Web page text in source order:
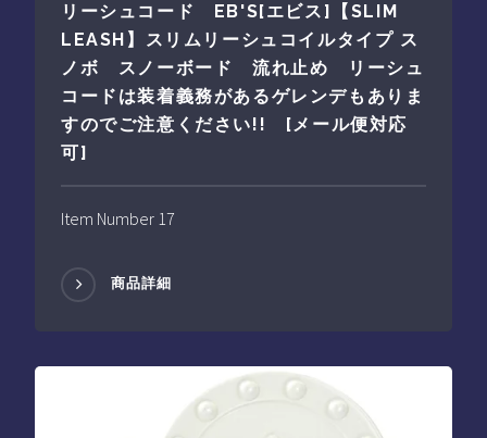
リーシュコード EB'S[エビス]【SLIM
LEASH】スリムリーシュコイルタイプ ス
ノボ スノーボード 流れ止め リーシュ
コードは装着義務があるゲレンデもありま
すのでご注意ください!! [メール便対応
可]
Item Number 17
商品詳細